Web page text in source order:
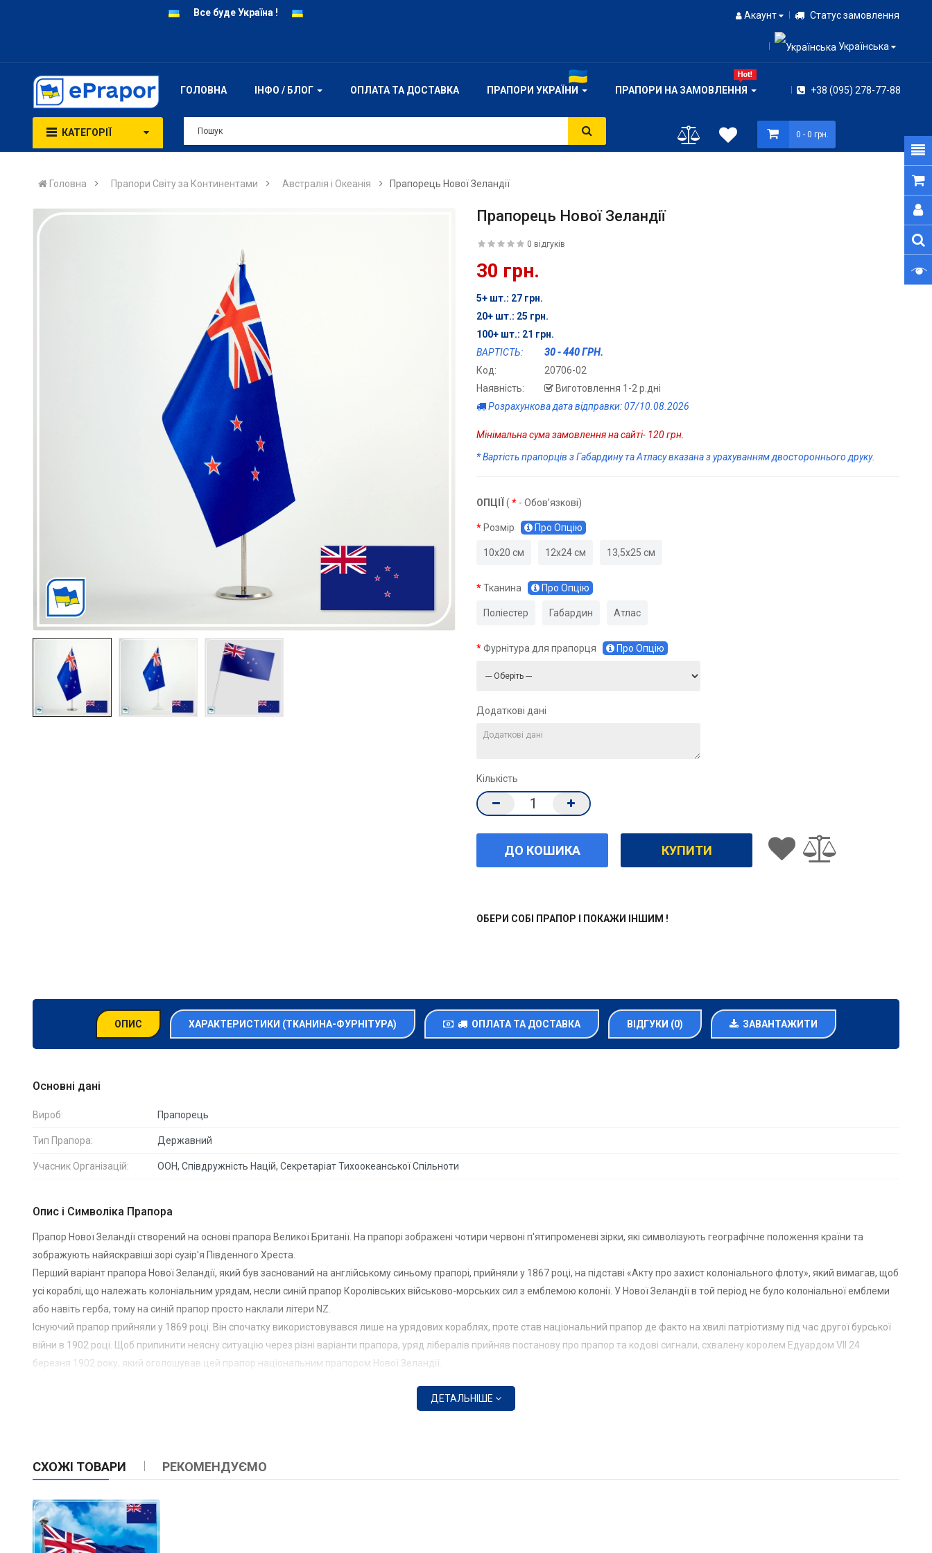
Все буде Україна ! Акаунт Статус замовлення
Українська
ГОЛОВНА ІНФО / БЛОГ ОПЛАТА ТА ДОСТАВКА ПРАПОРИ УКРАЇНИ ПРАПОРИ НА ЗАМОВЛЕННЯ +38 (095) 278-77-88
КАТЕГОРІЇ 0 - 0 грн.
Головна Прапори Світу за Континентами Австралія і Океанія Прапорець Нової Зеландії
Прапорець Нової Зеландії
0 відгуків
30 грн.
5+ шт.: 27 грн.
20+ шт.: 25 грн.
100+ шт.: 21 грн.
ВАРТІСТЬ:
30 - 440 ГРН.
Код:
20706-02
Наявність:
Виготовлення 1-2 р.дні
Розрахункова дата відправки: 07/10.08.2026
Мінімальна сума замовлення на сайті- 120 грн.
* Вартість прапорців з Габардину та Атласу вказана з урахуванням двостороннього друку.
ОПЦІЇ ( * - Обов’язкові)
Розмір Про Опцію
10х20 см 12х24 см 13,5х25 см
Тканина Про Опцію
Поліестер Габардин Атлас
Фурнітура для прапорця Про Опцію
Додаткові дані
Кількість
ОБЕРИ СОБІ ПРАПОР І ПОКАЖИ ІНШИМ !
ОПИС ХАРАКТЕРИСТИКИ (ТКАНИНА-ФУРНІТУРА) ОПЛАТА ТА ДОСТАВКА ВІДГУКИ (0) ЗАВАНТАЖИТИ
Основні дані
Вироб: Прапорець
Тип Прапора: Державний
Учасник Організацій: ООН, Співдружність Націй, Секретаріат Тихоокеанської Cпільноти
Опис і Символіка Прапора
Прапор Нової Зеландії створений на основі прапора Великої Британії. На прапорі зображені чотири червоні п'ятипроменеві зірки, які символізують географічне положення країни та
зображують найяскравіші зорі сузір'я Південного Хреста.
Перший варіант прапора Нової Зеландії, який був заснований на англійському синьому прапорі, прийняли у 1867 році, на підставі «Акту про захист колоніального флоту», який вимагав, щоб
усі кораблі, що належать колоніальним урядам, несли синій прапор Королівських військово-морських сил з емблемою колонії. У Нової Зеландії в той період не було колоніальної емблеми
або навіть герба, тому на синій прапор просто наклали літери NZ.
Існуючий прапор прийняли у 1869 році. Він спочатку використовувався лише на урядових кораблях, проте став національний прапор де факто на хвилі патріотизму під час другої бурської
війни в 1902 році. Щоб припинити неясну ситуацію через різні варіанти прапора, уряд лібералів прийняв постанову про прапор та кодові сигнали, схвалену королем Едуардом VII 24
березня 1902 року, який оголошував цей прапор національним прапором Нової Зеландії.
ДЕТАЛЬНІШЕ
СХОЖІ ТОВАРИ РЕКОМЕНДУЄМО